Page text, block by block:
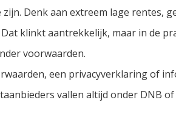
Denk aan extreem lage rentes,
klinkt aantrekkelijk, maar in de
voorwaarden.
een privacyverklaring of
vallen altijd onder DNB of